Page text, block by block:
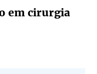
em cirurgia